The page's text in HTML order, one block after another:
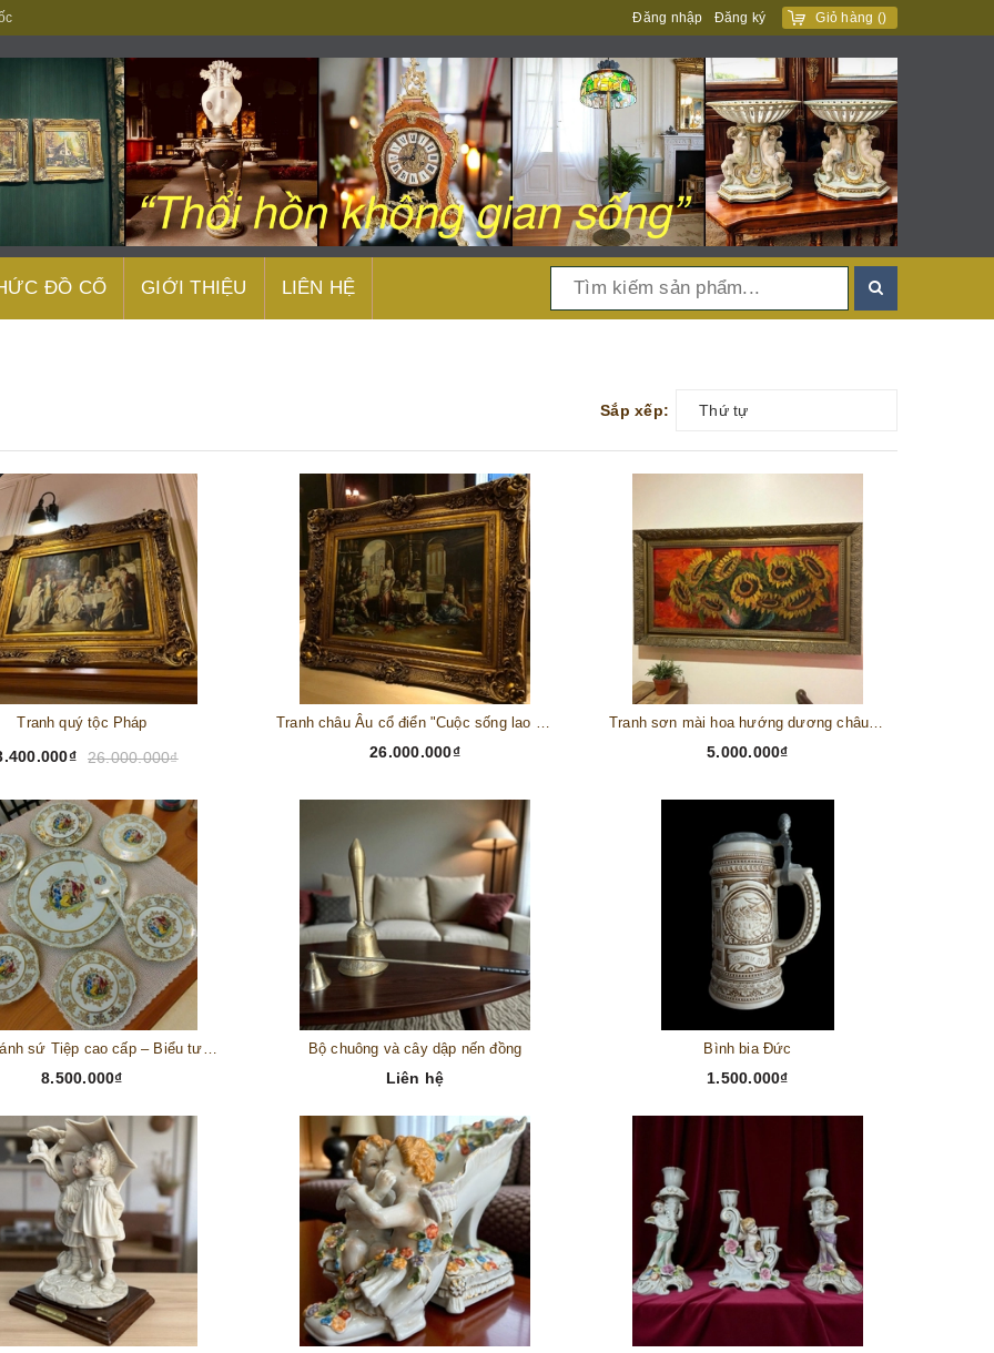
Đăng nhập Đăng ký Giỏ hàng ()
ĐỒ CỔ GIỚI THIỆU LIÊN HỆ
Sắp xếp: Thứ tự
Tranh quý tộc Pháp
26.000.000₫ 26.000.000₫ 5.000.000₫
8.500.000₫
Bộ chuông và cây dập nến đồng
Liên hệ
Bình bia Đức
1.500.000₫